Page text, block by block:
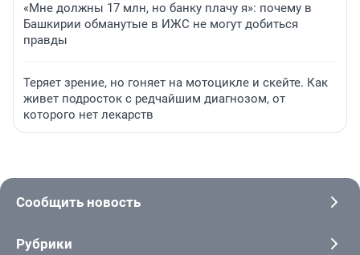
«Мне должны 17 млн, но банку плачу я»: почему в
Башкирии обманутые в ИЖС не могут добиться
правды
Теряет зрение, но гоняет на мотоцикле и скейте. Как
живет подросток с редчайшим диагнозом, от
которого нет лекарств
Сообщить новость
Рубрики